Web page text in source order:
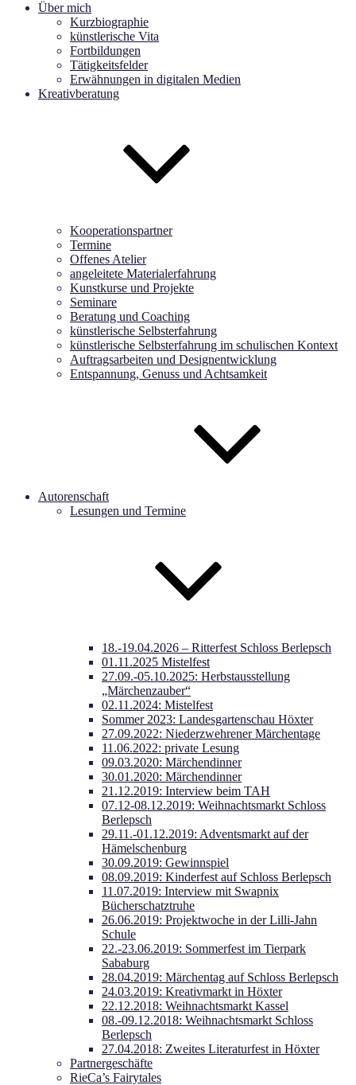
Über mich
Kurzbiographie
künstlerische Vita
Fortbildungen
Tätigkeitsfelder
Erwähnungen in digitalen Medien
Kreativberatung
Kooperationspartner
Termine
Offenes Atelier
angeleitete Materialerfahrung
Kunstkurse und Projekte
Seminare
Beratung und Coaching
künstlerische Selbsterfahrung
künstlerische Selbsterfahrung im schulischen Kontext
Auftragsarbeiten und Designentwicklung
Entspannung, Genuss und Achtsamkeit
Autorenschaft
Lesungen und Termine
18.-19.04.2026 – Ritterfest Schloss Berlepsch
01.11.2025 Mistelfest
27.09.-05.10.2025: Herbstausstellung
„Märchenzauber“
02.11.2024: Mistelfest
Sommer 2023: Landesgartenschau Höxter
27.09.2022: Niederzwehrener Märchentage
11.06.2022: private Lesung
09.03.2020: Märchendinner
30.01.2020: Märchendinner
21.12.2019: Interview beim TAH
07.12-08.12.2019: Weihnachtsmarkt Schloss
Berlepsch
29.11.-01.12.2019: Adventsmarkt auf der
Hämelschenburg
30.09.2019: Gewinnspiel
08.09.2019: Kinderfest auf Schloss Berlepsch
11.07.2019: Interview mit Swapnix
Bücherschatztruhe
26.06.2019: Projektwoche in der Lilli-Jahn
Schule
22.-23.06.2019: Sommerfest im Tierpark
Sababurg
28.04.2019: Märchentag auf Schloss Berlepsch
24.03.2019: Kreativmarkt in Höxter
22.12.2018: Weihnachtsmarkt Kassel
08.-09.12.2018: Weihnachtsmarkt Schloss
Berlepsch
27.04.2018: Zweites Literaturfest in Höxter
Partnergeschäfte
RieCa’s Fairytales